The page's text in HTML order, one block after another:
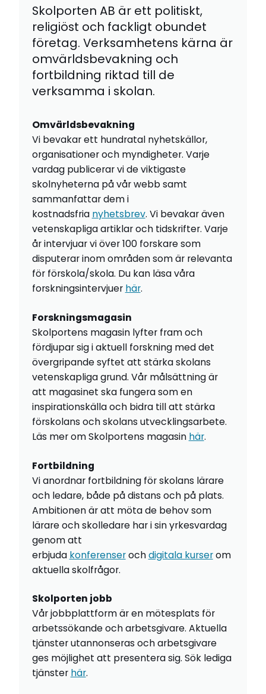
Skolporten AB är ett politiskt,
religiöst och fackligt obundet
företag. Verksamhetens kärna är
omvärldsbevakning och
fortbildning riktad till de
verksamma i skolan.
Omvärldsbevakning
Vi bevakar ett hundratal nyhetskällor,
organisationer och myndigheter. Varje
vardag publicerar vi de viktigaste
skolnyheterna på vår webb samt
sammanfattar dem i
kostnadsfria nyhetsbrev. Vi bevakar även
vetenskapliga artiklar och tidskrifter. Varje
år intervjuar vi över 100 forskare som
disputerar inom områden som är relevanta
för förskola/skola. Du kan läsa våra
forskningsintervjuer här.
Forskningsmagasin
Skolportens magasin lyfter fram och
fördjupar sig i aktuell forskning med det
övergripande syftet att stärka skolans
vetenskapliga grund. Vår målsättning är
att magasinet ska fungera som en
inspirationskälla och bidra till att stärka
förskolans och skolans utvecklingsarbete.
Läs mer om Skolportens magasin här.
Fortbildning
Vi anordnar fortbildning för skolans lärare
och ledare, både på distans och på plats.
Ambitionen är att möta de behov som
lärare och skolledare har i sin yrkesvardag
genom att
erbjuda konferenserochdigitala kurserom
aktuella skolfrågor.
Skolporten jobb
Vår jobbplattform är en mötesplats för
arbetssökande och arbetsgivare. Aktuella
tjänster utannonseras och arbetsgivare
ges möjlighet att presentera sig. Sök lediga
tjänster här.